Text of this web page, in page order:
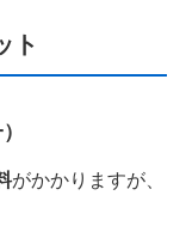
ト
がかかりますが、